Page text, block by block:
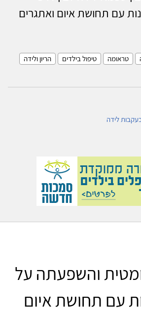
עם תחושת איום ואתגרים
טראומה טיפול בילדים
הריון ולידה
לידה
והשפעתה על
עם תחושת איום